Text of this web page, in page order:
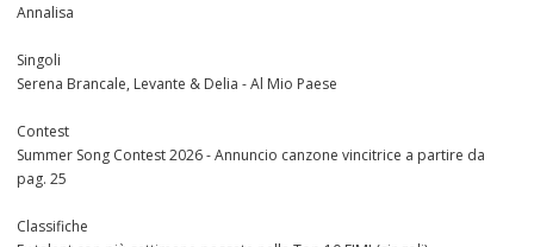
Annalisa
Singoli
Serena Brancale, Levante & Delia - Al Mio Paese
Contest
Summer Song Contest 2026 - Annuncio canzone vincitrice a partire da
pag. 25
Classifiche